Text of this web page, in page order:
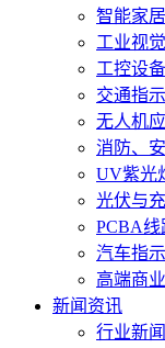
智能家
工业视
工控设
交通指
无人机
消防、
UV紫光
光伏与
PCBA线
汽车指
高端商
新闻资讯
行业新闻